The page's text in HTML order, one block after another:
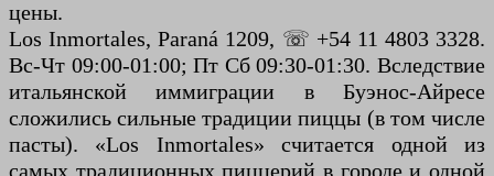
цены.
Los Inmortales, Paraná 1209, ☏ +54 11 4803 3328.
Вс-Чт 09:00-01:00; Пт Сб 09:30-01:30. Вследствие
итальянской иммиграции в Буэнос-Айресе
сложились сильные традиции пиццы (в том числе
пасты). «Los Inmortales» считается одной из
самых традиционных пиццерий в городе и одной